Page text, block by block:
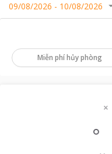
09/08/2026 - 10/08/2026
Miễn phí hủy phòng